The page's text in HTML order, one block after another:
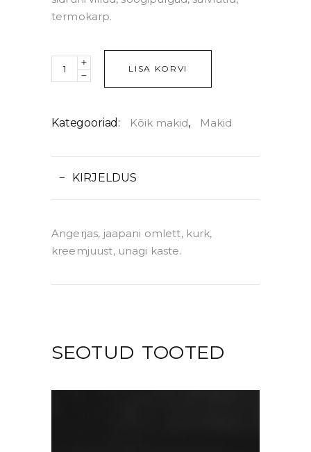
termokarp.
Quantity LISA KORVI
Kategooriad: Kõik makid, Makid
KIRJELDUS
Angerjas, jaapani omlett, kurk,
kreemjuust, unagi kaste.
SEOTUD TOOTED